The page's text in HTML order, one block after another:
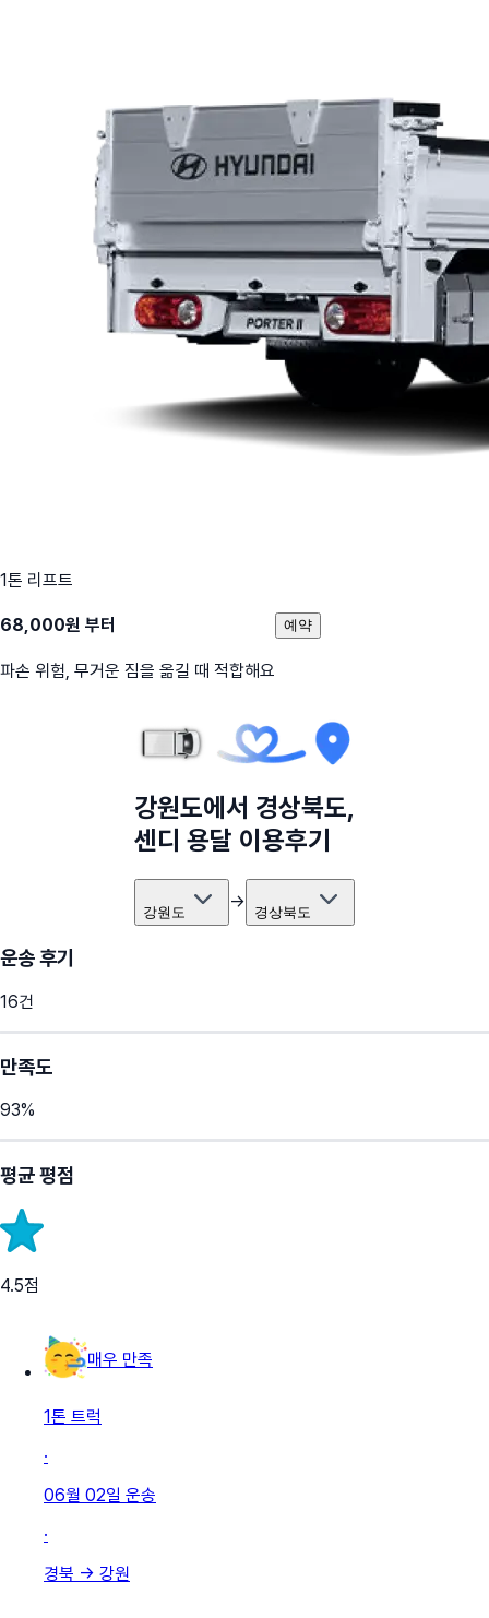
1톤 리프트
68,000원 부터
파손 위험, 무거운 짐을 옮길 때 적합해요
예약
강원도에서 경상북도,
센디 용달 이용후기
강원도 → 경상북도
운송 후기
16건
만족도
93%
평균 평점
4.5점
매우 만족
1톤 트럭
·
06월 02일 운송
·
경북 → 강원